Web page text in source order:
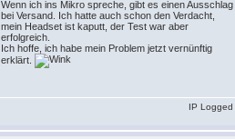
Wenn ich ins Mikro spreche, gibt es einen Ausschlag
bei Versand. Ich hatte auch schon den Verdacht,
mein Headset ist kaputt, der Test war aber
erfolgreich.
Ich hoffe, ich habe mein Problem jetzt vernünftig
erklärt.
IP Logged